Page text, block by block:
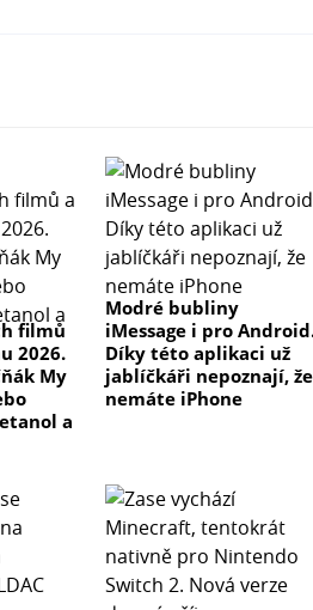
filmů
2026.
My
a
Modré bubliny
iMessage i pro
Díky této aplikaci už
jablíčkáři nepoznají, že
nemáte iPhone